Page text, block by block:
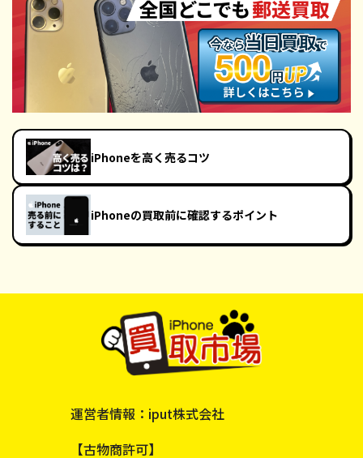
iPhoneを高く売るコツ
iPhoneの買取前に確認するポイント
運営者情報：iput株式会社
【古物商許可】